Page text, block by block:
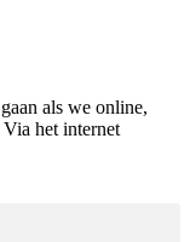
als we online,
het internet